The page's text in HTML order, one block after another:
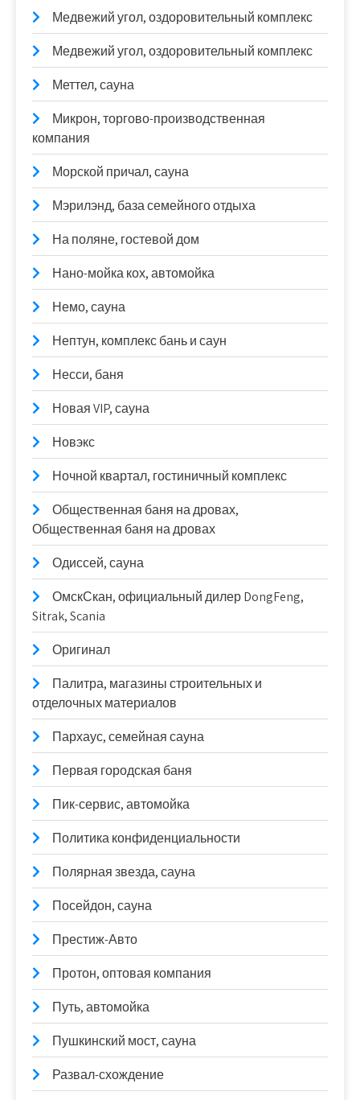
Медвежий угол, оздоровительный комплекс
Медвежий угол, оздоровительный комплекс
Меттел, сауна
Микрон, торгово-производственная
компания
Морской причал, сауна
Мэрилэнд, база семейного отдыха
На поляне, гостевой дом
Нано-мойка кох, автомойка
Немо, сауна
Нептун, комплекс бань и саун
Несси, баня
Новая VIP, сауна
Новэкс
Ночной квартал, гостиничный комплекс
Общественная баня на дровах,
Общественная баня на дровах
Одиссей, сауна
ОмскСкан, официальный дилер DongFeng,
Sitrak, Scania
Оригинал
Палитра, магазины строительных и
отделочных материалов
Пархаус, семейная сауна
Первая городская баня
Пик-сервис, автомойка
Политика конфиденциальности
Полярная звезда, сауна
Посейдон, сауна
Престиж-Авто
Протон, оптовая компания
Путь, автомойка
Пушкинский мост, сауна
Развал-схождение